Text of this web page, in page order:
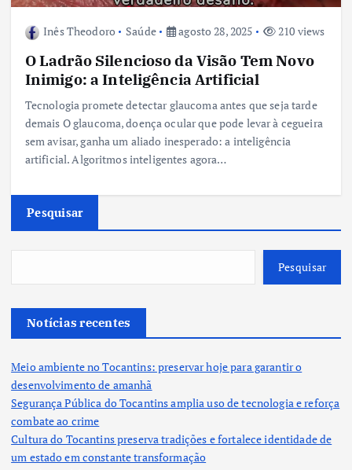
Inês Theodoro Saúde agosto 28, 2025 210 views
O Ladrão Silencioso da Visão Tem Novo
Inimigo: a Inteligência Artificial
Tecnologia promete detectar glaucoma antes que seja tarde
demais O glaucoma, doença ocular que pode levar à cegueira
sem avisar, ganha um aliado inesperado: a inteligência
artificial. Algoritmos inteligentes agora…
Pesquisar
Pesquisar
Notícias recentes
Meio ambiente no Tocantins: preservar hoje para garantir o
desenvolvimento de amanhã
Segurança Pública do Tocantins amplia uso de tecnologia e reforça
combate ao crime
Cultura do Tocantins preserva tradições e fortalece identidade de
um estado em constante transformação